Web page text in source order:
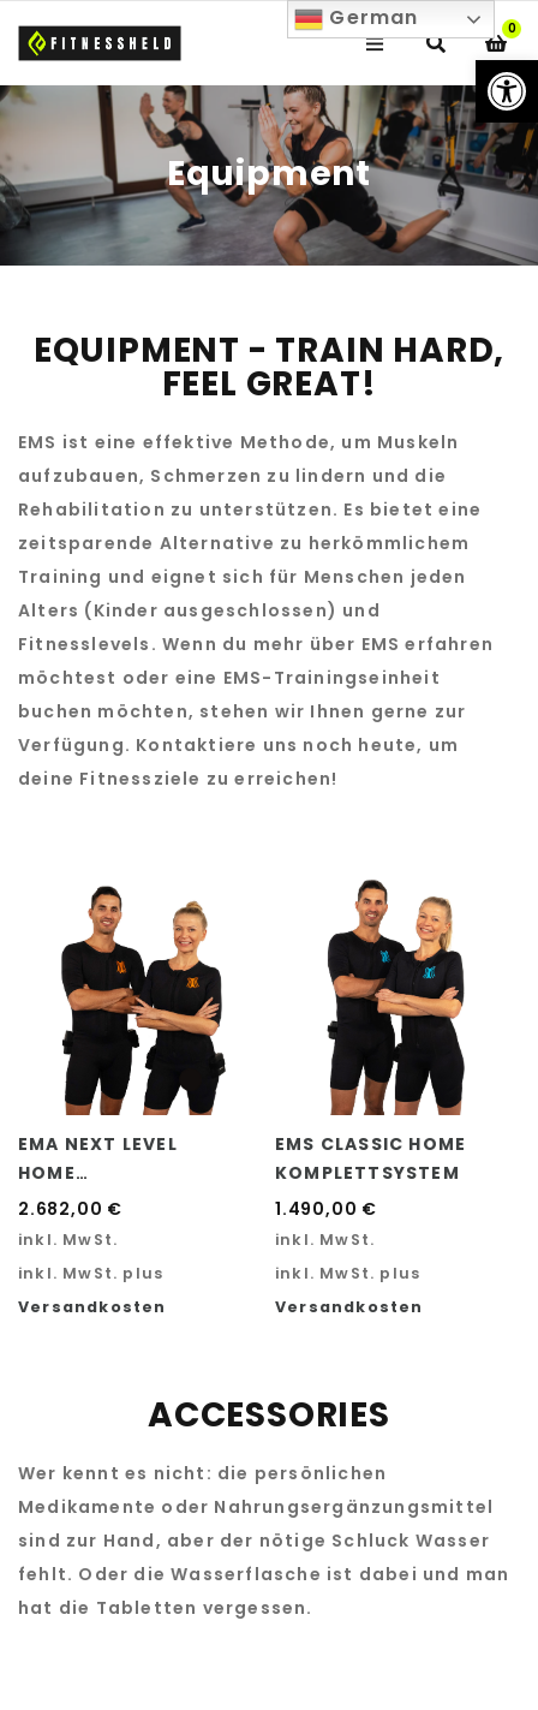
0
Equipment
EQUIPMENT - TRAIN HARD,
FEEL GREAT!
EMS ist eine effektive Methode, um Muskeln
aufzubauen, Schmerzen zu lindern und die
Rehabilitation zu unterstützen. Es bietet eine
zeitsparende Alternative zu herkömmlichem
Training und eignet sich für Menschen jeden
Alters (Kinder ausgeschlossen) und
Fitnesslevels. Wenn du mehr über EMS erfahren
möchtest oder eine EMS-Trainingseinheit
buchen möchten, stehen wir Ihnen gerne zur
Verfügung. Kontaktiere uns noch heute, um
deine Fitnessziele zu erreichen!
inkl. MwSt.
inkl. MwSt. plus
Versandkosten
EMA NEXT LEVEL
HOME
KOMPLETTSYSTEM
2.682,00 €
inkl. MwSt.
inkl. MwSt. plus
Versandkosten
EMS CLASSIC HOME
KOMPLETTSYSTEM
1.490,00 €
ACCESSORIES
Wer kennt es nicht: die persönlichen
Medikamente oder Nahrungsergänzungsmittel
sind zur Hand, aber der nötige Schluck Wasser
fehlt. Oder die Wasserflasche ist dabei und man
hat die Tabletten vergessen.
German